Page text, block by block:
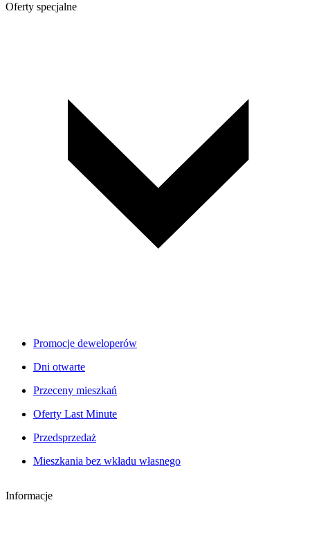
Oferty specjalne
Promocje deweloperów
Dni otwarte
Przeceny mieszkań
Oferty Last Minute
Przedsprzedaż
Mieszkania bez wkładu własnego
Informacje